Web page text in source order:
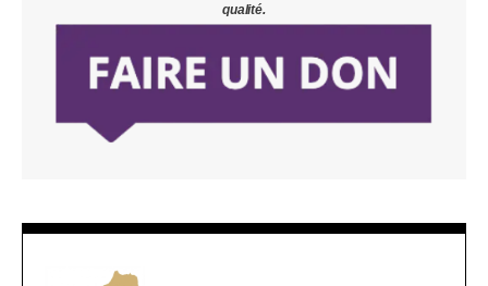
qualité.